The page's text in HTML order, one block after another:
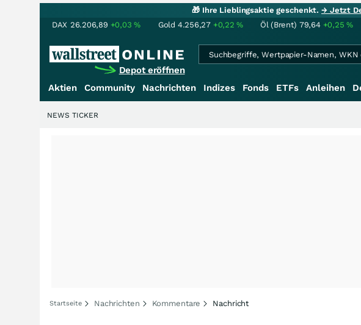
🎁 Ihre Lieblingsaktie geschenkt.→ Jetzt
DAX 26.206,89 +0,03% Gold 4.256,27 +0,22% Öl (Brent) 79,64 +0,25%
Depot eröffnen
Aktien Community Nachrichten Indizes Fonds ETFs Anleihen
NEWS TICKER
Startseite Nachrichten Kommentare Nachricht